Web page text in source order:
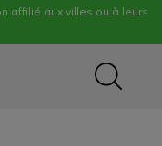
affilié aux villes ou à leurs